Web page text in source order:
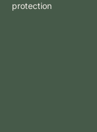
protection